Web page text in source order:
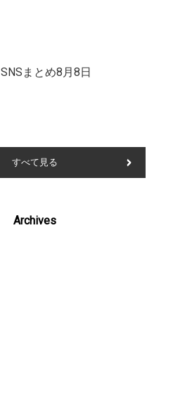
SNSまとめ8月8日
すべて見る
Archives